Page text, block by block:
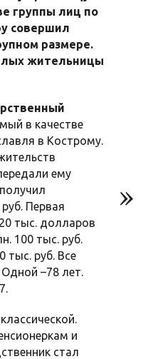
группы лиц по
совершил
размере.
жительницы
в качестве
в Кострому.
ему
Первая
тыс. долларов
100 тыс. руб.
тыс. руб. Все
–78 лет.
и
стал